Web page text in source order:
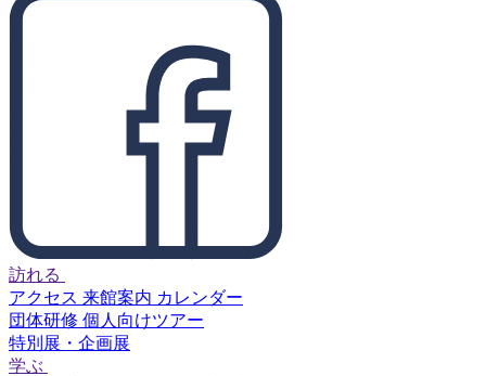
訪れる
アクセス 来館案内 カレンダー
団体研修 個人向けツアー
特別展・企画展
学ぶ